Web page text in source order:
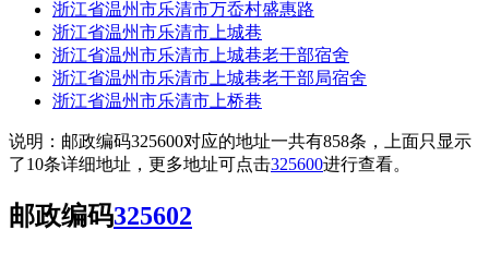
浙江省温州市乐清市万岙村盛惠路
浙江省温州市乐清市上城巷
浙江省温州市乐清市上城巷老干部宿舍
浙江省温州市乐清市上城巷老干部局宿舍
浙江省温州市乐清市上桥巷
说明：邮政编码325600对应的地址一共有858条，上面只显示
了10条详细地址，更多地址可点击325600进行查看。
邮政编码325602